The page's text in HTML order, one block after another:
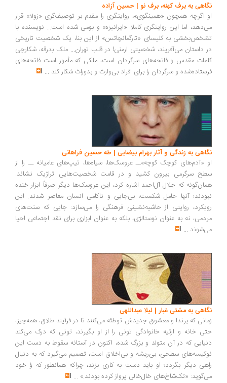
نگاهی به برف کهنه، برف نو | حسین آزاده
او اگرچه همچون «همینگوی»، روایتگری را مقدم بر توصیف‌گری «زولا» قرار
می‌دهد، اما این روایتگری کاملا «ایرانیزه» و بومی شده است... نویسنده با
تشخص‌بخشی به کلیسای «تارگمانچاتس» از این بنا، یک شخصیت تاریخی
در داستان می‌آفریند، شخصیتی ارمنی! در قلب تهران... ملک بدرقه، شکارچی
کلمات مقدس و فاتحه‌های سرگردان است، ملکی که مأمور است فاتحه‌های
فرستاده‌شده و سرگردان را برای افراد بی‌وارث و بد‌وراث شکار کند ...
نگاهی به زندگی و آثار بهرام بیضایی | طه حسین فراهانی
او «آدم‌های کوچک کوچه»ــ عروسک‌ها، سیاه‌ها، تیپ‌های عامیانه ــ را از
سطح سرگرمی بیرون کشید و در قامت شخصیت‌هایی تراژیک نشاند.
همان‌گونه که جلال آل‌احمد اشاره کرد، این عروسک‌ها دیگر صرفاً ابزار خنده
نبودند؛ آنها حامل شکست، بی‌جایی و ناکامی انسان معاصر شدند. این
رویکرد، روایتی از حاشیه‌نشینی فرهنگی را می‌سازد: جایی که سنت‌های
مردمی، نه به عنوان نوستالژی، بلکه به عنوان ابزاری برای نقد اجتماعی احیا
می‌شوند ...
نگاهی به مشتی غبار | لیلا عبداللهی
زمانی که برندا و معشوق جدیدش توطئه می‌کنند تا در فرآیند طلاق، همه‌چیز،
حتی خانه و ارثیه‌ خانوادگی تونی را از او بگیرند، تونی که درک می‌کند
دنیایی که در آن متولد و بزرگ شده، اکنون در آستانه‌ سقوط به دست این
نوکیسه‌های سطحی، بی‌ریشه و بی‌اخلاق است، تصمیم می‌گیرد که به دنبال
راهی دیگر بگردد؛ او باید دست به کاری بزند، چراکه همانطور که وُ خود
می‌گوید: «تک‌شاخ‌های خال‌خالی پرواز کرده بودند.» ...